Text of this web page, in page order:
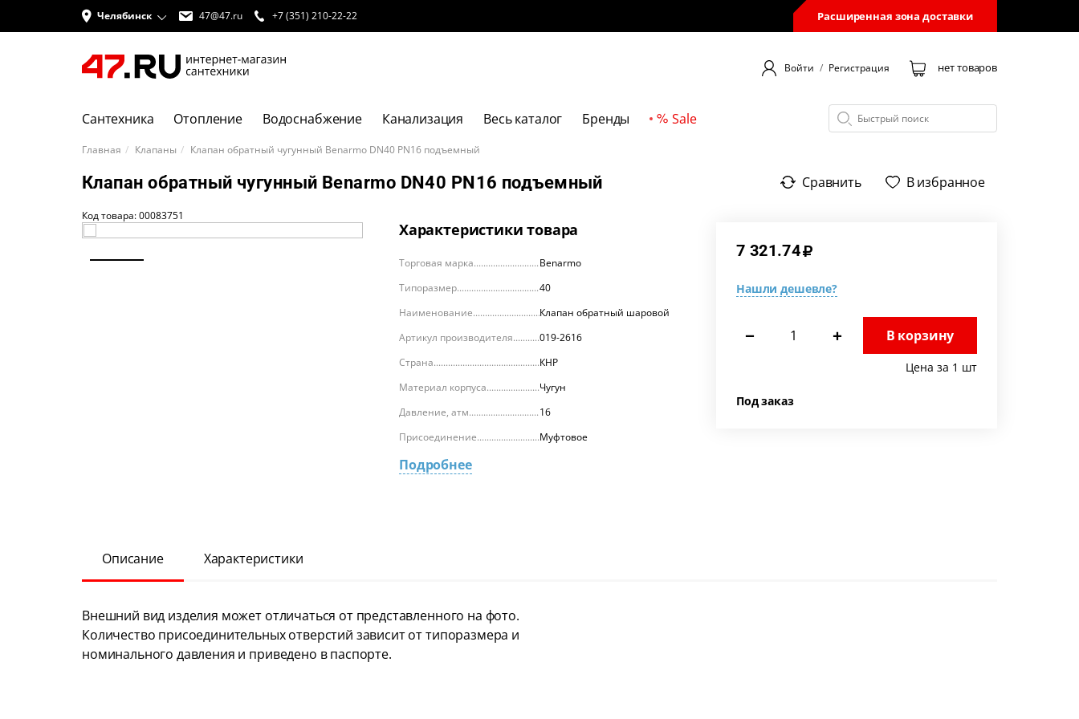
Челябинск 47@47.ru +7 (351) 210-22-22 Расширенная зона доставки
Войти / Регистрация нет товаров
Сантехника Отопление Водоснабжение Канализация Весь каталог Бренды Sale
Главная Клапаны Клапан обратный чугунный Benarmo DN40 PN16 подъемный
Клапан обратный чугунный Benarmo DN40 PN16 подъемный Сравнить В избранное
Код товара: 00083751
Характеристики товара
Торговая марка
Benarmo
Типоразмер
40
Наименование
Клапан обратный шаровой
Артикул производителя
019-2616
Страна
КНР
Материал корпуса
Чугун
Давление, атм.
16
Присоединение
Муфтовое
Подробнее
7 321.74
Нашли дешевле?
− + В корзину
Цена за 1 шт
Под заказ
Описание Характеристики
Внешний вид изделия может отличаться от представленного на фото.
Количество присоединительных отверстий зависит от типоразмера и
номинального давления и приведено в паспорте.